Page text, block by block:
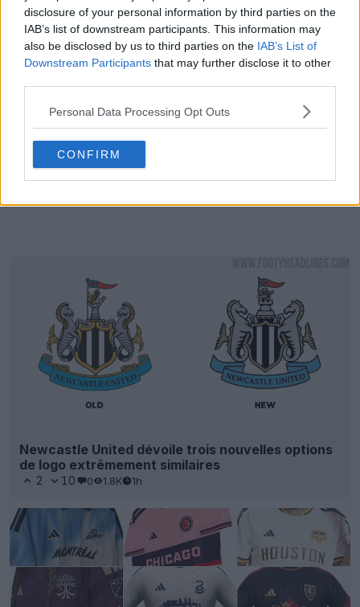
disclosure of your personal information by third parties on the
IAB’s list of downstream participants. This information may
also be disclosed by us to third parties on the IAB’s List of
Downstream Participants that may further disclose it to other
Personal Data Processing Opt Outs
CONFIRM
Newcastle United dévoile trois nouvelles options
de logo extrêmement similaires
2 10 0 1.8K 1h